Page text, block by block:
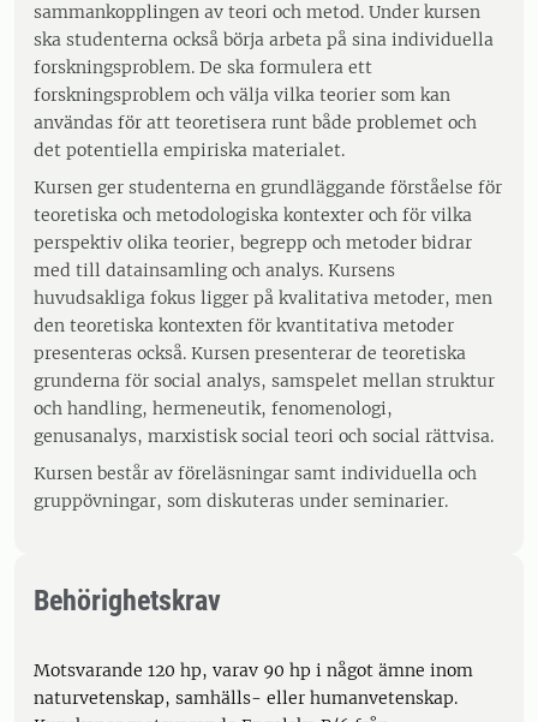
sammankopplingen av teori och metod. Under kursen
ska studenterna också börja arbeta på sina individuella
forskningsproblem. De ska formulera ett
forskningsproblem och välja vilka teorier som kan
användas för att teoretisera runt både problemet och
det potentiella empiriska materialet.
Kursen ger studenterna en grundläggande förståelse för
teoretiska och metodologiska kontexter och för vilka
perspektiv olika teorier, begrepp och metoder bidrar
med till datainsamling och analys. Kursens
huvudsakliga fokus ligger på kvalitativa metoder, men
den teoretiska kontexten för kvantitativa metoder
presenteras också. Kursen presenterar de teoretiska
grunderna för social analys, samspelet mellan struktur
och handling, hermeneutik, fenomenologi,
genusanalys, marxistisk social teori och social rättvisa.
Kursen består av föreläsningar samt individuella och
gruppövningar, som diskuteras under seminarier.
Behörighetskrav
Motsvarande 120 hp, varav 90 hp i något ämne inom
naturvetenskap, samhälls- eller humanvetenskap.